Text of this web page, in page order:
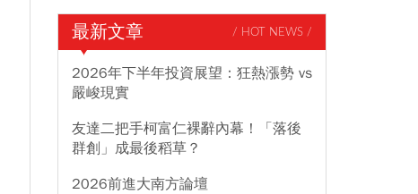
最新文章 / HOT NEWS /
2026年下半年投資展望：狂熱漲勢 vs
嚴峻現實
友達二把手柯富仁裸辭內幕！「落後
群創」成最後稻草？
2026前進大南方論壇